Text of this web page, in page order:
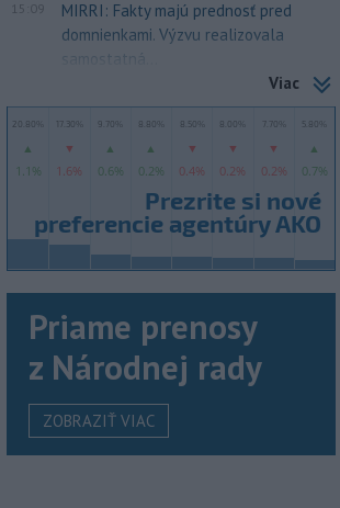
15:09
MIRRI: Fakty majú prednosť pred
domnienkami. Výzvu realizovala
samostatná...
Viac
Priame prenosy
z Národnej rady
ZOBRAZIŤ VIAC